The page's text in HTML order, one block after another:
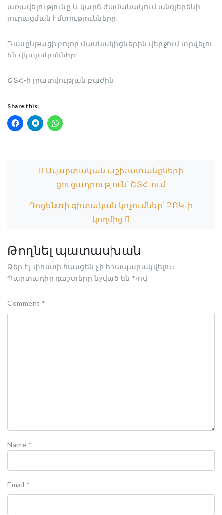
առավելությունը և կարճ ժամանակում անգլերենի
յուրացման հմտությունները։
Դասընթացի բոլոր մասնակիցներին վերջում տրվելու
են վկայականներ:
ՇՏՀ-ի լրատվության բաժին
Share this:
Ավարտական աշխատանքների
ցուցադրություն՝ ՇՏՀ-ում
Դոցենտի գիտական կոչումներ՝ ԲՈԿ-ի
կողմից
Թողնել պատասխան
Ձեր էլ-փոստի հասցեն չի հրապարակվելու։
Պարտադիր դաշտերը նշված են *-ով
Comment *
Name *
Email *